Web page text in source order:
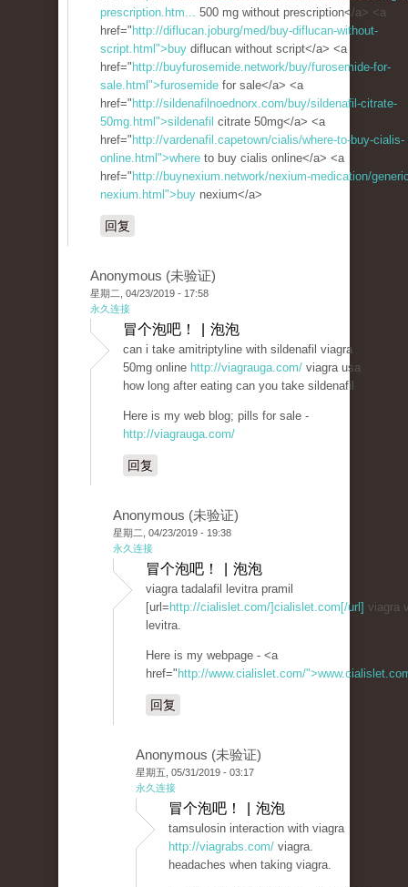
prescription.htm... 500 mg without prescription</a> <a
href=" http://diflucan.joburg/med/buy-diflucan-without-
script.html">buy diflucan without script</a> <a
href=" http://buyfurosemide.network/buy/furosemide-for-
sale.html">furosemide for sale</a> <a
href=" http://sildenafilnoednorx.com/buy/sildenafil-citrate-
50mg.html">sildenafil citrate 50mg</a> <a
href=" http://vardenafil.capetown/cialis/where-to-buy-cialis-
online.html">where to buy cialis online</a> <a
href=" http://buynexium.network/nexium-medication/
nexium.html">buy nexium</a>
回复
Anonymous (未验证)
星期二, 04/23/2019 - 17:58
永久连接
冒个泡吧！ | 泡泡
can i take amitriptyline with sildenafil viagra
50mg online http://viagrauga.com/ viagra usa
how long after eating can you take sildenafil
Here is my web blog; pills for sale -
http://viagrauga.com/
回复
Anonymous (未验证)
星期二, 04/23/2019 - 19:38
永久连接
冒个泡吧！ | 泡泡
viagra tadalafil levitra pramil
[url= http://cialislet.com/]cialislet.com[/url] viagra
levitra.
Here is my webpage - <a
href=" http://www.cialislet.com/
回复
Anonymous (未验证)
星期五, 05/31/2019 - 03:17
永久连接
冒个泡吧！ | 泡泡
tamsulosin interaction with viagra
http://viagrabs.com/ viagra.
headaches when taking viagra.